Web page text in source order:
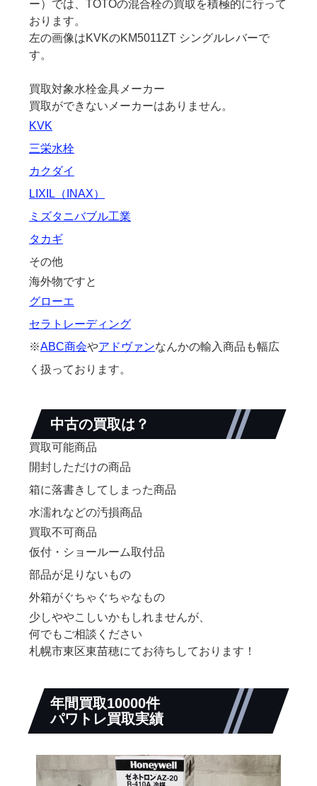
ー）では、TOTOの混合栓の買取を積極的に行って
おります。
左の画像はKVKのKM5011ZT シングルレバーで
す。
買取対象水栓金具メーカー
買取ができないメーカーはありません。
KVK
三栄水栓
カクダイ
LIXIL（INAX）
ミズタニバブル工業
タカギ
その他
海外物ですと
グローエ
セラトレーディング
※ABC商会やアドヴァンなんかの輸入商品も幅広
く扱っております。
中古の買取は？
買取可能商品
開封しただけの商品
箱に落書きしてしまった商品
水濡れなどの汚損商品
買取不可商品
仮付・ショールーム取付品
部品が足りないもの
外箱がぐちゃぐちゃなもの
少しややこしいかもしれませんが、
何でもご相談ください
札幌市東区東苗穂にてお待ちしております！
年間買取10000件
パワトレ買取実績